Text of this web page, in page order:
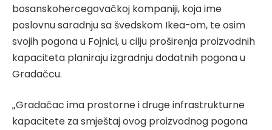
bosanskohercegovačkoj kompaniji, koja ime
poslovnu saradnju sa švedskom Ikea-om, te osim
svojih pogona u Fojnici, u cilju proširenja proizvodnih
kapaciteta planiraju izgradnju dodatnih pogona u
Gradačcu.
„Gradačac ima prostorne i druge infrastrukturne
kapacitete za smještaj ovog proizvodnog pogona